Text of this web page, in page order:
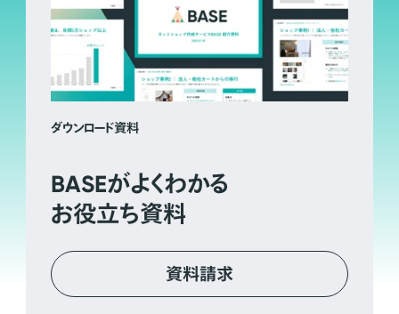
ダウンロード資料
BASEがよくわかる
お役立ち資料
資料請求